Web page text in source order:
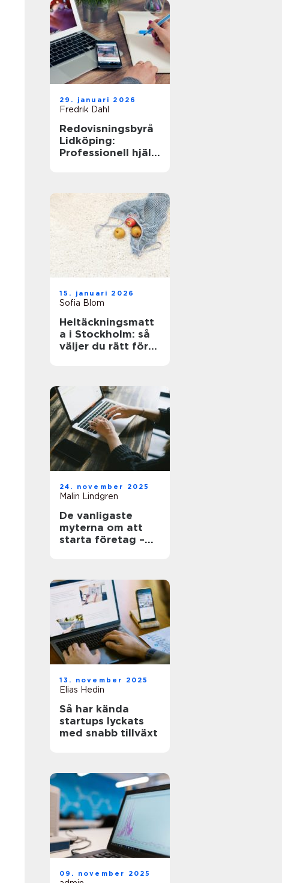
29. januari 2026
Fredrik Dahl
Redovisningsbyrå
Lidköping:
Professionell hjälp
15. januari 2026
Sofia Blom
Heltäckningsmatt
a i Stockholm: så
väljer du rätt för
24. november 2025
Malin Lindgren
De vanligaste
myterna om att
starta företag –
13. november 2025
Elias Hedin
Så har kända
startups lyckats
med snabb tillväxt
09. november 2025